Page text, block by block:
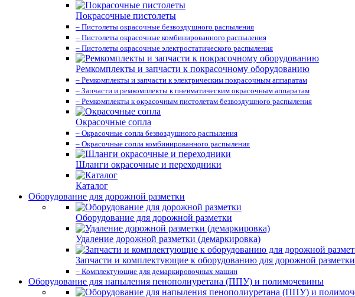
Покрасочные пистолеты
– Пистолеты окрасочные безвоздушного распыления
– Пистолеты окрасочные комбинированного распыления
– Пистолеты окрасочные электростатического распыления
Ремкомплекты и запчасти к покрасочному оборудованию
– Ремкомплекты и запчасти к электрическим покрасочным аппаратам
– Запчасти и ремкомплекты к пневматическим окрасочным аппаратам
– Ремкомплекты к окрасочным пистолетам безвоздушного распыления
Окрасочные сопла
– Окрасочные сопла безвоздушного распыления
– Окрасочные сопла комбинированного распыления
Шланги окрасочные и переходники
Каталог
Оборудование для дорожной разметки
Оборудование для дорожной разметки
Удаление дорожной разметки (демаркировка)
Запчасти и комплектующие к оборудованию для дорожной разметки
– Комплектующие для демаркировочных машин
Оборудование для напыления пенополиуретана (ППУ) и полимочевины